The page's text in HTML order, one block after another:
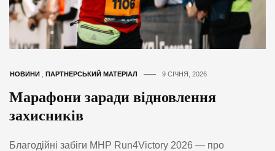
НОВИНИ ПАРТНЕРСЬКИЙ МАТЕРІАЛ 9 СІЧНЯ, 2026
Марафони заради відновлення
захисників
Благодійні забіги MHP Run4Victory 2026 — про